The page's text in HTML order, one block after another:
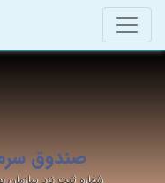
صندوق